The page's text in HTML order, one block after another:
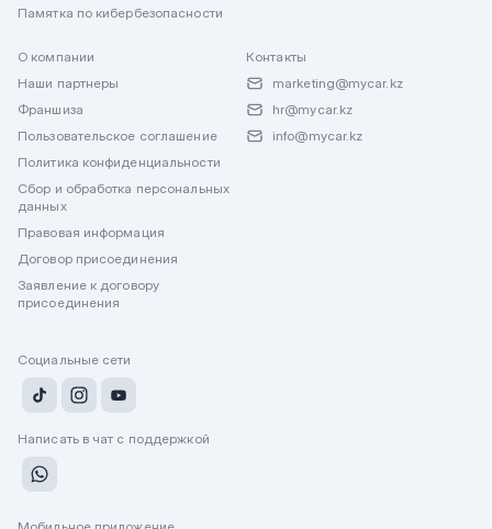
Памятка по кибербезопасности
О компании
Наши партнеры
Франшиза
Пользовательское соглашение
Политика конфиденциальности
Сбор и обработка персональных
данных
Правовая информация
Договор присоединения
Заявление к договору
присоединения
Контакты
marketing@mycar.kz
hr@mycar.kz
info@mycar.kz
Социальные сети
Написать в чат с поддержкой